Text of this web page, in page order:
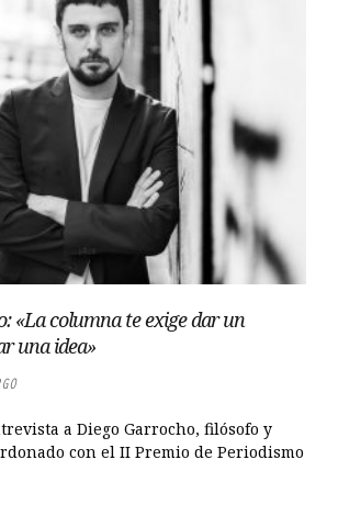
«La columna te exige dar un
una idea»
a Diego Garrocho, filósofo y
con el II Premio de Periodismo